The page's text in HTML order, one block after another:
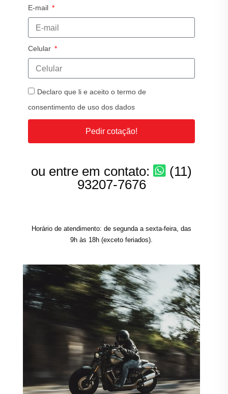
E-mail
Celular
Declaro que li e aceito o termo de
consentimento de uso dos dados
Pedir cotação!
ou entre em contato:
(11)
93207-7676
Horário de atendimento: de segunda a sexta-feira, das
9h às 18h (exceto feriados).